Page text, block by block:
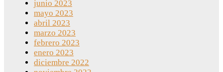
junio 2023
mayo 2023
abril 2023
marzo 2023
febrero 2023
enero 2023
diciembre 2022